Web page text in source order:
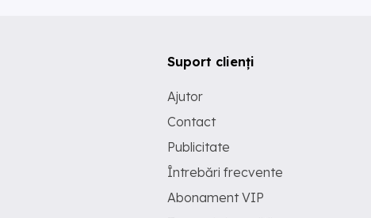
Suport clienți
Ajutor
Contact
Publicitate
Întrebări frecvente
Abonament VIP